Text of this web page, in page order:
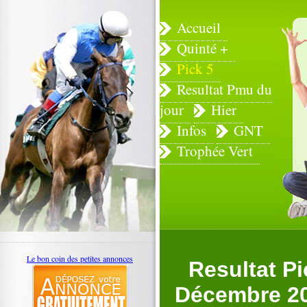
Accueil
Quinté +
Pick 5
Resultat Pmu du
jour
Hier
Infos
GNT
Trophée Vert
Resultat
Décembre
Le bon coin des petites annonces